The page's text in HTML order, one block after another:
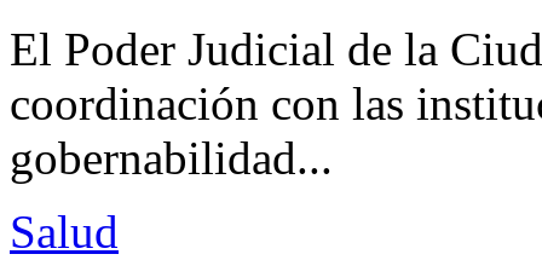
El Poder Judicial de la
coordinación con las
gobernabilidad...
Salud